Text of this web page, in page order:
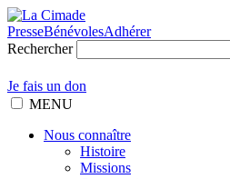
PresseBénévolesAdhérer
Rechercher
Je fais un don
MENU
Nous connaître
Histoire
Missions